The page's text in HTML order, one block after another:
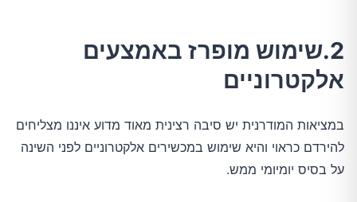
2.שימוש מופרז באמצעים
אלקטרוניים
במציאות המודרנית יש סיבה רצינית מאוד מדוע איננו מצליחים
להירדם כראוי והיא שימוש במכשירים אלקטרוניים לפני השינה
על בסיס יומיומי ממש.